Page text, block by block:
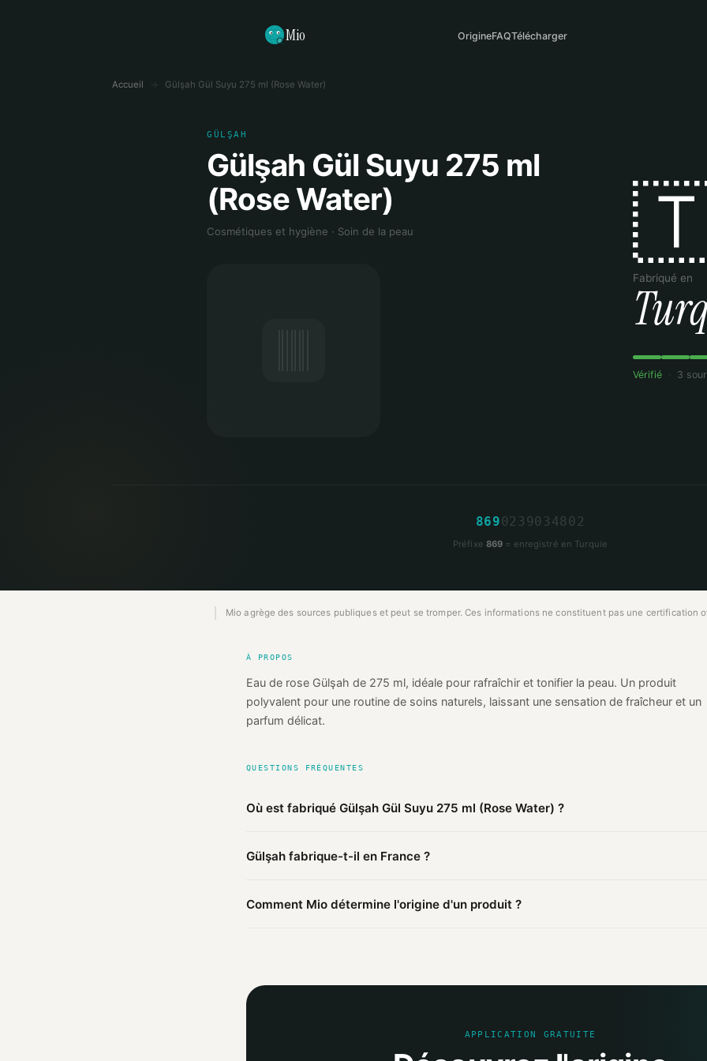
Mio OrigineFAQTélécharger
Accueil Gülşah Gül Suyu 275 ml (Rose Water)
GÜLŞAH
Gülşah Gül Suyu 275 ml
(Rose Water)
Cosmétiques et hygiène · Soin de la peau
Fabriqué en
Vérifié 3
86902 3 90 3 48 0 2
Préfixe 869 = enregistré en Turquie
Mio agrège des sources publiques et peut se tromper. Ces informations ne constituent pas une certification
À PROPOS
Eau de rose Gülşah de 275 ml, idéale pour rafraîchir et tonifier la peau. Un produit
polyvalent pour une routine de soins naturels, laissant une sensation de fraîcheur et un
parfum délicat.
QUESTIONS FRÉQUENTES
Où est fabriqué Gülşah Gül Suyu 275 ml (Rose Water) ?
fabriqué enTurquie(vérifié). Cette information est basée sur 3 sources publiques.
Gülşah fabrique-t-il en France ?
ailleurs.
Comment Mio détermine l'origine d'un produit ?
APPLICATION GRATUITE